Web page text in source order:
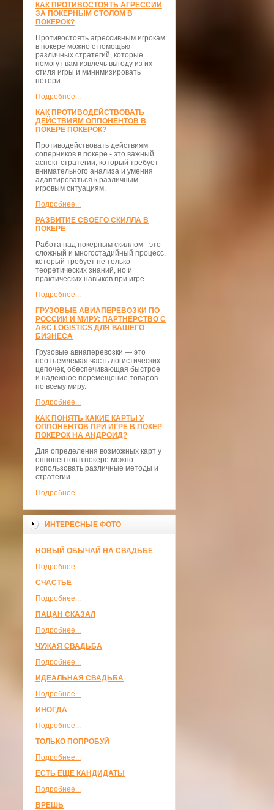
КАК ПРОТИВОСТОЯТЬ АГРЕССИИ
ЗА ПОКЕРНЫМ СТОЛОМ В
ПОКЕРОК?
Противостоять агрессивным игрокам
в покере можно с помощью
различных стратегий, которые
помогут вам извлечь выгоду из их
стиля игры и минимизировать
потери.
Подробнее...
КАК ПРОТИВОДЕЙСТВОВАТЬ
ДЕЙСТВИЯМ ОППОНЕНТОВ В
ПОКЕРЕ ПОКЕРОК?
Противодействовать действиям
соперников в покере - это важный
аспект стратегии, который требует
внимательного анализа и умения
адаптироваться к различным
игровым ситуациям.
Подробнее...
РАЗВИТИЕ СВОЕГО СКИЛЛА В
ПОКЕРЕ
Работа над покерным скиллом - это
сложный и многостадийный процесс,
который требует не только
теоретических знаний, но и
практических навыков при игре
Подробнее...
ГРУЗОВЫЕ АВИАПЕРЕВОЗКИ ПО
РОССИИ И МИРУ: ПАРТНЁРСТВО С
ABC LOGISTICS ДЛЯ ВАШЕГО
БИЗНЕСА
Грузовые авиаперевозки — это
неотъемлемая часть логистических
цепочек, обеспечивающая быстрое
и надёжное перемещение товаров
по всему миру.
Подробнее...
КАК ПОНЯТЬ КАКИЕ КАРТЫ У
ОППОНЕНТОВ ПРИ ИГРЕ В ПОКЕР
ПОКЕРОК НА АНДРОИД?
Для определения возможных карт у
оппонентов в покере можно
использовать различные методы и
стратегии.
Подробнее...
ИНТЕРЕСНЫЕ ФОТО
НОВЫЙ ОБЫЧАЙ НА СВАДЬБЕ
Подробнее...
СЧАСТЬЕ
Подробнее...
ПАЦАН СКАЗАЛ
Подробнее...
ЧУЖАЯ СВАДЬБА
Подробнее...
ИДЕАЛЬНАЯ СВАДЬБА
Подробнее...
ИНОГДА
Подробнее...
ТОЛЬКО ПОПРОБУЙ
Подробнее...
ЕСТЬ ЕЩЕ КАНДИДАТЫ
Подробнее...
ВРЕШЬ